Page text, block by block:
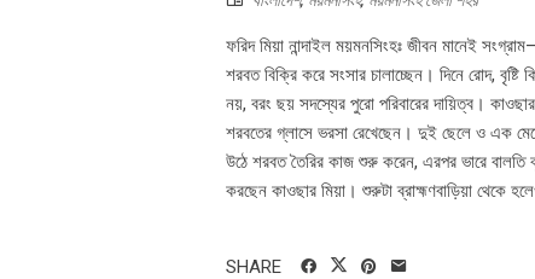
ফরিদ মিয়া নান্দাইল ময়মনসিংহঃ জীবন মানেই
শরবত বিক্রি করে সংসার চালাচ্ছেন। দিনে রোদ,
নয়, বরং ছয় সদস্যের পুরো পরিবারের দায়িত্ব।
শরবতের গ্লাসে ভরসা রেখেছেন। দুই ছেলে ও এক
উঠে শরবত তৈরির কাজ শুরু করেন, এরপর ভারে বালতি
করছেন কাওছার মিয়া। শুরুটা ব্রাহ্মণবাড়িয়া থেকে
SHARE